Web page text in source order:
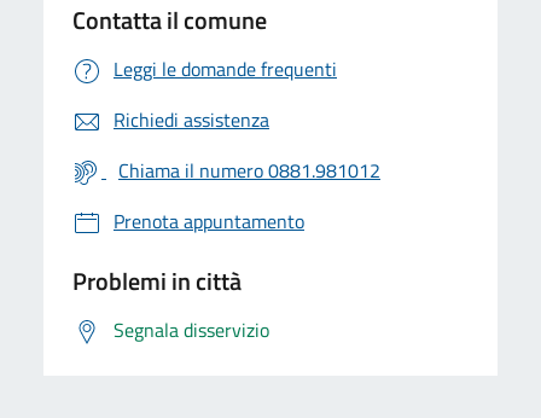
Contatta il comune
Leggi le domande frequenti
Richiedi assistenza
Chiama il numero 0881.981012
Prenota appuntamento
Problemi in città
Segnala disservizio